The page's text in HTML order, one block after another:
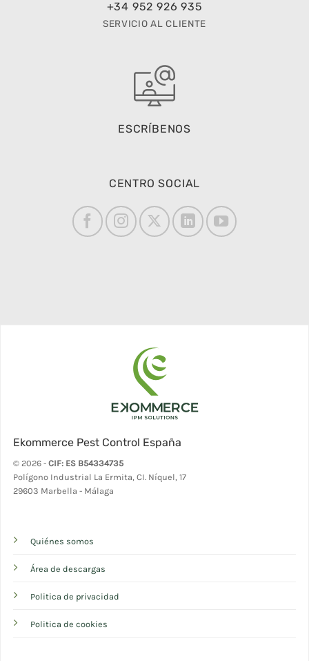
+34 952 926 935
SERVICIO AL CLIENTE
ESCRÍBENOS
CENTRO SOCIAL
Ekommerce Pest Control España
© 2026 -CIF: ES B54334735
Polígono Industrial La Ermita, CI. Níquel, 17
29603 Marbella - Málaga
Quiénes somos
Área de descargas
Politica de privacidad
Politica de cookies